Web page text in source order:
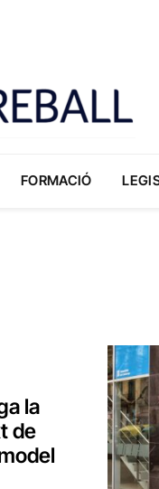
FORMACIÓ
la
de